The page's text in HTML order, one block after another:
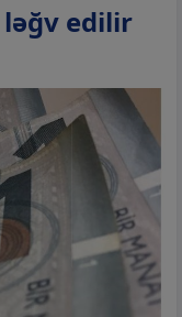
edilir